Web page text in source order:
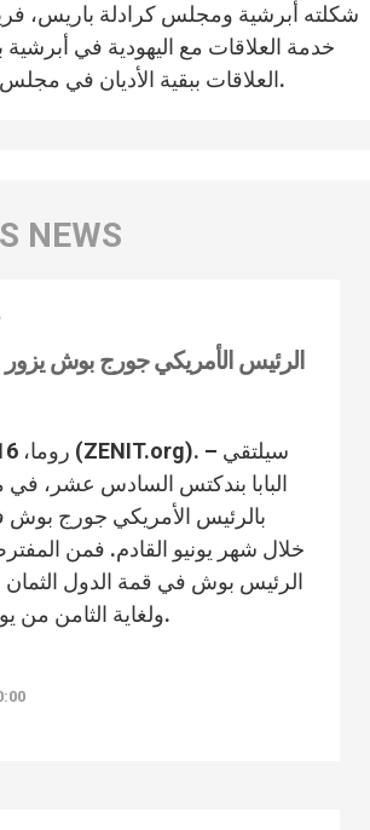
شكلته أبرشية ومجلس كرادلة باريس،
خدمة العلاقات مع اليهودية في
العلاقات ببقية الأديان في مجلس الكرادلة في باريس.
الرئيس الأمريكي جورج بوش يزور
البابا بندكتس السادس عشر، في
بالرئيس الأمريكي جورج بوش
خلال شهر يونيو القادم. فمن
الرئيس بوش في قمة الدول
ولغاية الثامن من يونيو في ألمانيا.